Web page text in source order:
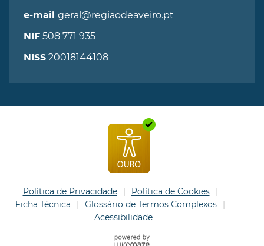
e-mail geral@regiaodeaveiro.pt
NIF 508 771 935
NISS 20018144108
Política de Privacidade
Política de Cookies
Ficha Técnica
Glossário de Termos Complexos
Acessibilidade